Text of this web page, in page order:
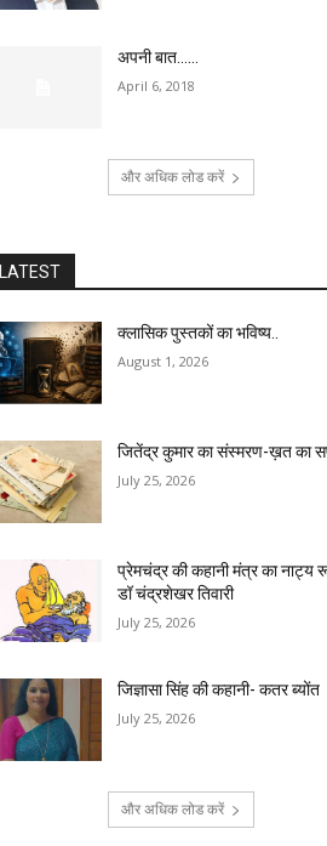
अपनी बात……
April 6, 2018
और अधिक लोड करें
LATEST
क्लासिक पुस्तकों का भविष्य..
August 1, 2026
जितेंद्र कुमार का संस्मरण-ख़त का
July 25, 2026
प्रेमचंद्र की कहानी मंत्र का नाट्य
डॉ चंद्रशेखर तिवारी
July 25, 2026
जिज्ञासा सिंह की कहानी- कतर ब्योंत
July 25, 2026
और अधिक लोड करें